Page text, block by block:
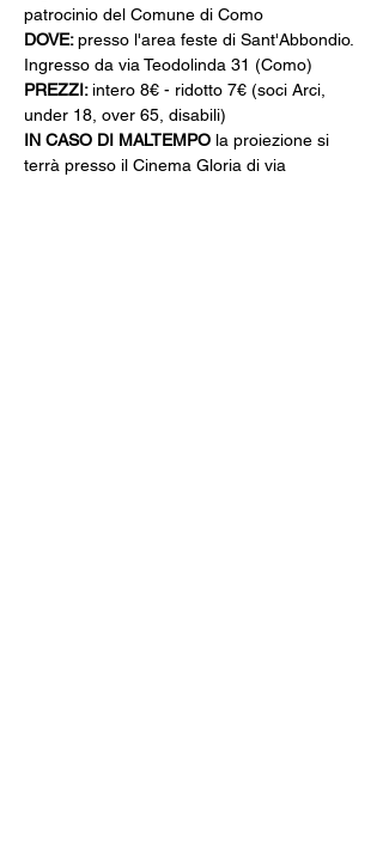
patrocinio del Comune di Como
DOVE: presso l'area feste di Sant'Abbondio.
Ingresso da via Teodolinda 31 (Como)
PREZZI: intero 8€ - ridotto 7€ (soci Arci,
under 18, over 65, disabili)
IN CASO DI MALTEMPO la proiezione si
terrà presso il Cinema Gloria di via